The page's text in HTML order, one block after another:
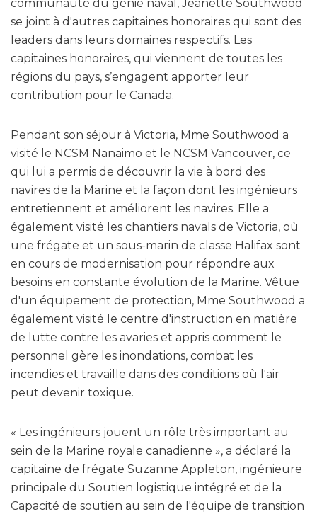
communauté du génie naval, Jeanette Southwood
se joint à d'autres capitaines honoraires qui sont des
leaders dans leurs domaines respectifs. Les
capitaines honoraires, qui viennent de toutes les
régions du pays, s’engagent apporter leur
contribution pour le Canada.
Pendant son séjour à Victoria, Mme Southwood a
visité le NCSM Nanaimo et le NCSM Vancouver, ce
qui lui a permis de découvrir la vie à bord des
navires de la Marine et la façon dont les ingénieurs
entretiennent et améliorent les navires. Elle a
également visité les chantiers navals de Victoria, où
une frégate et un sous-marin de classe Halifax sont
en cours de modernisation pour répondre aux
besoins en constante évolution de la Marine. Vêtue
d'un équipement de protection, Mme Southwood a
également visité le centre d'instruction en matière
de lutte contre les avaries et appris comment le
personnel gère les inondations, combat les
incendies et travaille dans des conditions où l'air
peut devenir toxique.
« Les ingénieurs jouent un rôle très important au
sein de la Marine royale canadienne », a déclaré la
capitaine de frégate Suzanne Appleton, ingénieure
principale du Soutien logistique intégré et de la
Capacité de soutien au sein de l'équipe de transition